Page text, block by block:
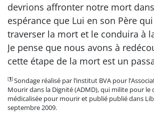
devrions affronter notre mort
espérance que Lui en son Père
traverser la mort et le conduira à
Je pense que nous avons à
cette étape de la mort est un
[1]Sondage réalisé par l’institut BVA pour
Mourir dans la Dignité (ADMD), qui milite pour le
médicalisée pour mourir et publié publié dans
septembre 2009.